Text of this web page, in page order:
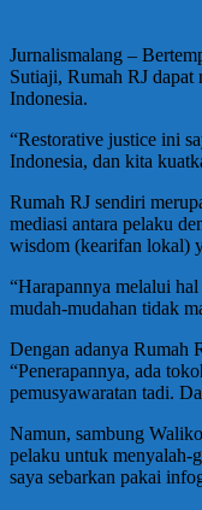
Jurnalismalang –
Sutiaji, Rumah RJ dapat
Indonesia.
“Restorative justice ini
Indonesia, dan kita
Rumah RJ sendiri
mediasi antara pelaku
wisdom (kearifan lokal)
“Harapannya melalui
mudah-mudahan tidak
Dengan adanya Rumah
“Penerapannya, ada
pemusyawaratan tadi.
Namun, sambung
pelaku untuk menyalah-
saya sebarkan pakai